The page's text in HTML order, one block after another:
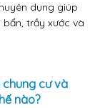
dụng giúp
bẩn, trầy xước và
cư và
nào?